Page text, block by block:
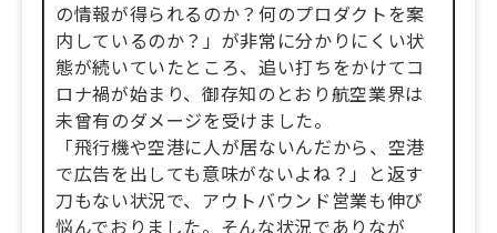
の情報が得られるのか？何のプロダクトを案
内しているのか？」が非常に分かりにくい状
態が続いていたところ、追い打ちをかけてコ
ロナ禍が始まり、御存知のとおり航空業界は
未曾有のダメージを受けました。
「飛行機や空港に人が居ないんだから、空港
で広告を出しても意味がないよね？」と返す
刀もない状況で、アウトバウンド営業も伸び
悩んでおりました。そんな状況でありなが